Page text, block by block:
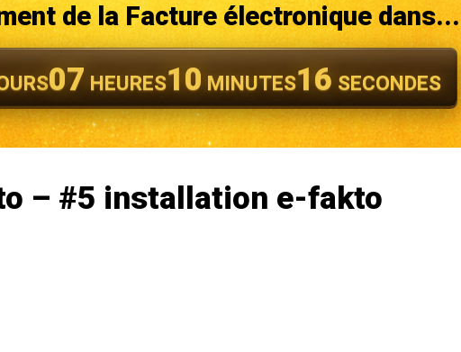
de la Facture électronique dans...
07 HEURES10 MINUTES14 SECONDES
– #5 installation e-fakto